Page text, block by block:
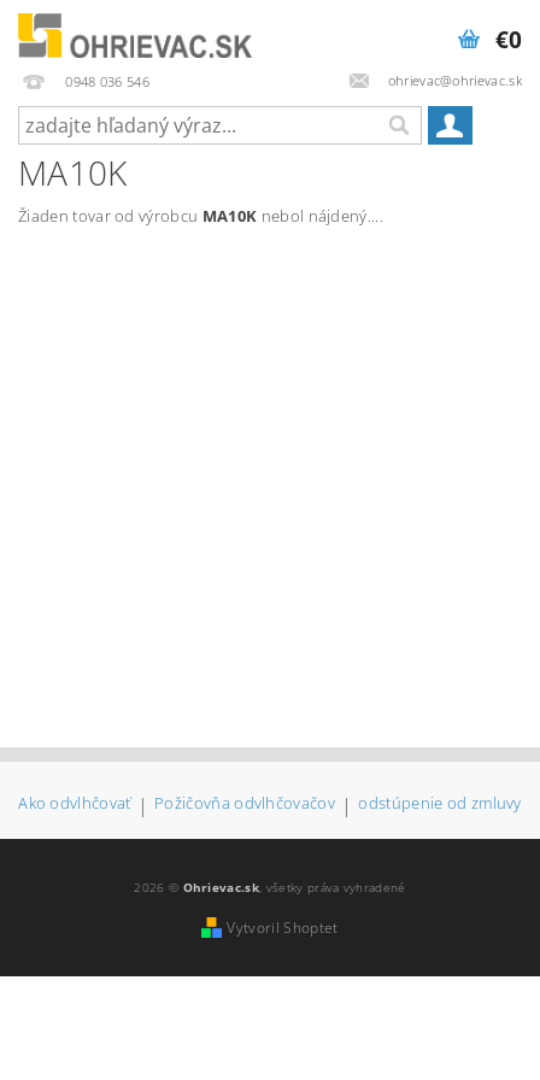
0948 036 546 ohrievac@ohrievac.sk
€0
MA10K
Žiaden tovar od výrobcu MA10K nebol nájdený....
Ako odvlhčovať | Požičovňa odvlhčovačov | odstúpenie od zmluvy
2026 © Ohrievac.sk, všetky práva vyhradené
Vytvoril Shoptet